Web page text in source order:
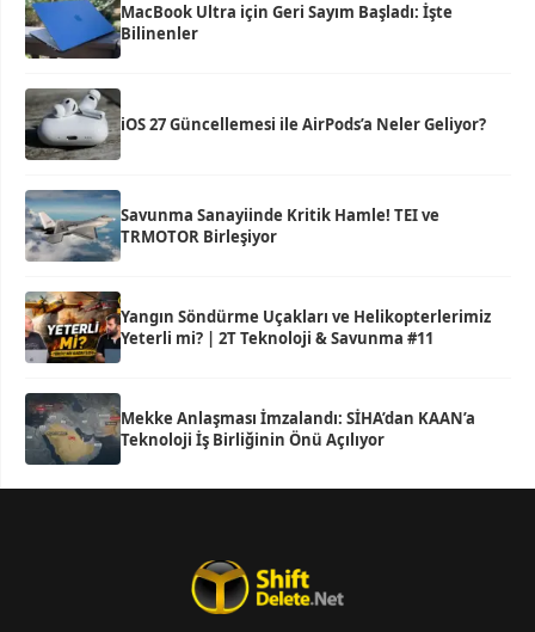
MacBook Ultra için Geri Sayım Başladı: İşte
Bilinenler
iOS 27 Güncellemesi ile AirPods’a Neler Geliyor?
Savunma Sanayiinde Kritik Hamle! TEI ve
TRMOTOR Birleşiyor
Yangın Söndürme Uçakları ve Helikopterlerimiz
Yeterli mi? | 2T Teknoloji & Savunma #11
Mekke Anlaşması İmzalandı: SİHA’dan KAAN’a
Teknoloji İş Birliğinin Önü Açılıyor